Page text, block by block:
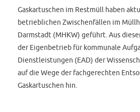
Gaskartuschen im Restmüll haben
betrieblichen Zwischenfällen im
Darmstadt (MHKW) geführt. Aus
der Eigenbetrieb für kommunale
Dienstleistungen (EAD) der
auf die Wege der fachgerechten
Gaskartuschen hin.